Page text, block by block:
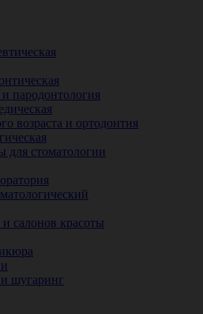
пародонтология
возраста и ортодонтия
для стоматологии
салонов красоты
шугаринг